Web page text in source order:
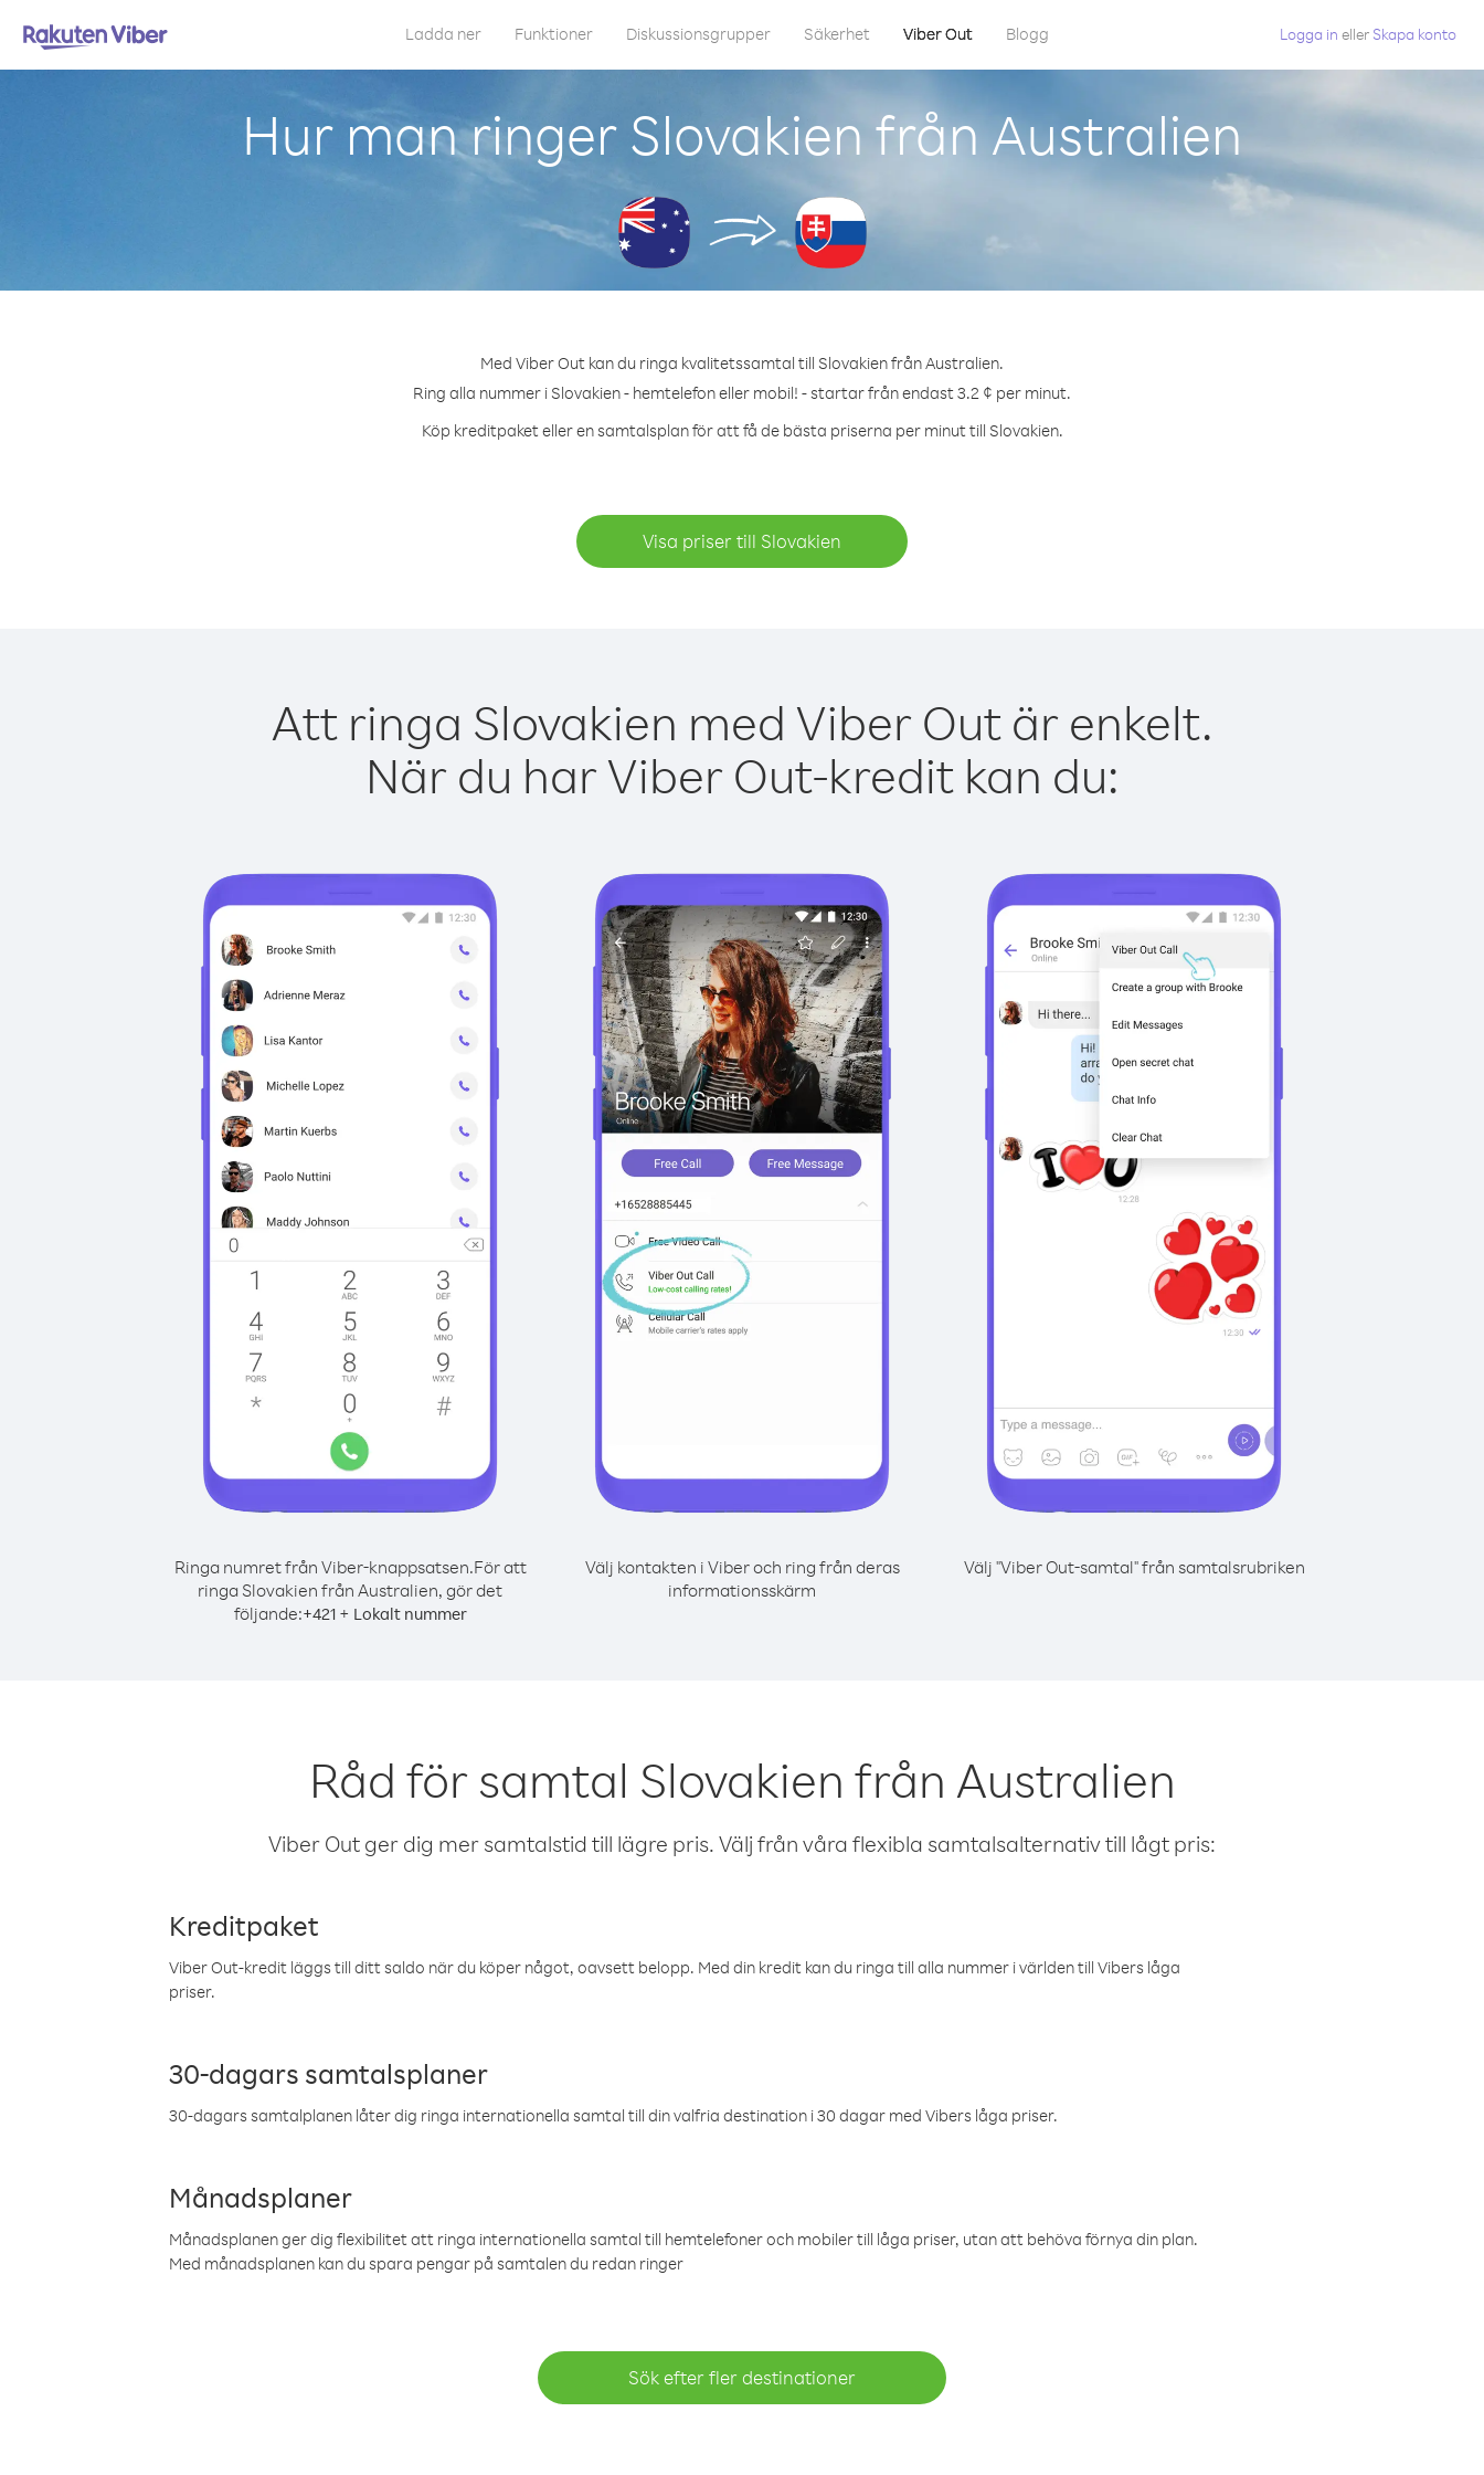
Ladda ner Funktioner Diskussionsgrupper Säkerhet Viber Out Blogg Logga in eller Skapa konto
Hur man ringer Slovakien från Australien
Med Viber Out kan du ringa kvalitetssamtal till Slovakien från Australien.
Ring alla nummer i Slovakien - hemtelefon eller mobil! - startar från endast 3.2 ¢ per minut.
Köp kreditpaket eller en samtalsplan för att få de bästa priserna per minut till Slovakien.
Visa priser till Slovakien
Att ringa Slovakien med Viber Out är enkelt.
När du har Viber Out-kredit kan du:
Ringa numret från Viber-knappsatsen.För att
ringa Slovakien från Australien, gör det
följande:+421+ Lokalt nummer
Välj kontakten i Viber och ring från deras
informationsskärm
Välj "Viber Out-samtal" från samtalsrubriken
Råd för samtal Slovakien från Australien
Viber Out ger dig mer samtalstid till lägre pris. Välj från våra flexibla samtalsalternativ till lågt pris:
Kreditpaket
Viber Out-kredit läggs till ditt saldo när du köper något, oavsett belopp. Med din kredit kan du ringa till alla nummer i världen till Vibers låga
priser.
30-dagars samtalsplaner
30-dagars samtalplanen låter dig ringa internationella samtal till din valfria destination i 30 dagar med Vibers låga priser.
Månadsplaner
Månadsplanen ger dig flexibilitet att ringa internationella samtal till hemtelefoner och mobiler till låga priser, utan att behöva förnya din plan.
Med månadsplanen kan du spara pengar på samtalen du redan ringer
Sök efter fler destinationer